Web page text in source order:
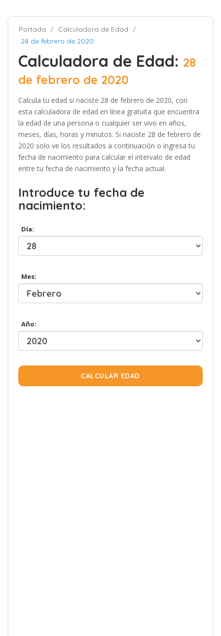
Portada
Calculadora de Edad
28 de febrero de 2020
Calculadora de Edad: 28
de febrero de 2020
Calcula tu edad si naciste 28 de febrero de 2020, con
esta calculadora de edad en línea gratuita que encuentra
la edad de una persona o cualquier ser vivo en años,
meses, días, horas y minutos. Si naciste 28 de febrero de
2020 solo ve los resultados a continuación o ingresa tu
fecha de nacimiento para calcular el intervalo de edad
entre tu fecha de nacimiento y la fecha actual.
Introduce tu fecha de
nacimiento:
Día:
Mes:
Año:
CALCULAR EDAD